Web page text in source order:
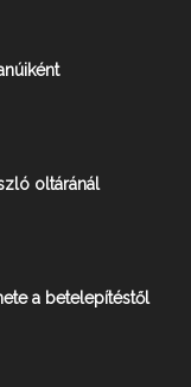
oltáránál
a betelepítéstől